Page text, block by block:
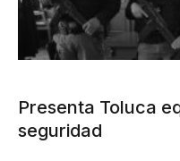
Presenta Toluca
seguridad